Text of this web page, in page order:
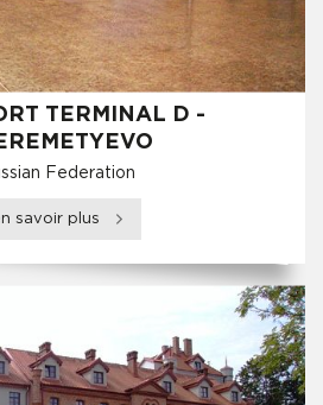
TERMINAL D -
Federation
savoir plus